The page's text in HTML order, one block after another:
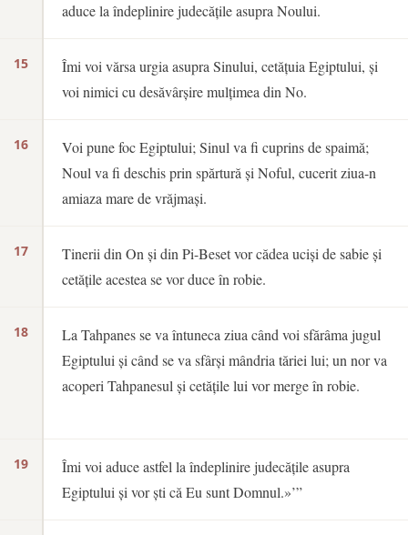
15
16
17
18
19
aduce la îndeplinire judecățile asupra Noului.
Îmi voi vărsa urgia asupra Sinului, cetățuia Egiptului, și
voi nimici cu desăvârșire mulțimea din No.
Voi pune foc Egiptului; Sinul va fi cuprins de spaimă;
Noul va fi deschis prin spărtură și Noful, cucerit ziua-n
amiaza mare de vrăjmași.
Tinerii din On și din Pi-Beset vor cădea uciși de sabie și
cetățile acestea se vor duce în robie.
La Tahpanes se va întuneca ziua când voi sfărâma jugul
Egiptului și când se va sfârși mândria tăriei lui; un nor va
acoperi Tahpanesul și cetățile lui vor merge în robie.
Îmi voi aduce astfel la îndeplinire judecățile asupra
Egiptului și vor ști că Eu sunt Domnul.»’”